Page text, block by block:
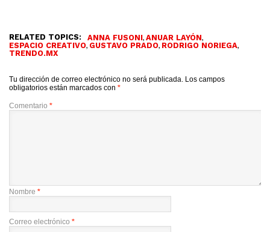
RELATED TOPICS: ANNA FUSONI, ANUAR LAYÓN,
ESPACIO CREATIVO, GUSTAVO PRADO, RODRIGO NORIEGA,
TRENDO.MX
Tu dirección de correo electrónico no será publicada. Los campos
obligatorios están marcados con *
Comentario *
Nombre *
Correo electrónico *